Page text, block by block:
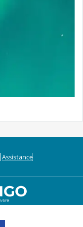
Assistance